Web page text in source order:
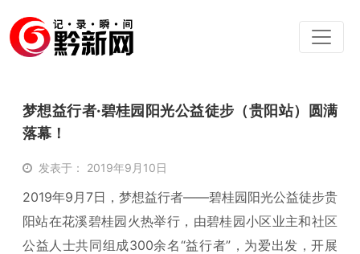
梦想益行者·碧桂园阳光公益徒步（贵阳站）圆满
落幕！
发表于： 2019年9月10日
2019年9月7日，梦想益行者——碧桂园阳光公益徒步贵
阳站在花溪碧桂园火热举行，由碧桂园小区业主和社区
公益人士共同组成300余名“益行者”，为爱出发，开展